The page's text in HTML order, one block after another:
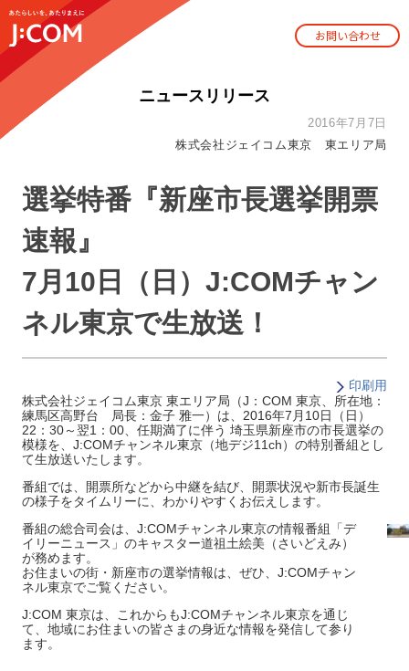
お問い合わせ
ニュースリリース
2016年7月7日
株式会社ジェイコム東京 東エリア局
選挙特番『新座市長選挙開票
速報』
7月10日（日）J:COMチャン
ネル東京で生放送！
印刷用
株式会社ジェイコム東京 東エリア局（J：COM 東京、所在地：
練馬区高野台 局長：金子 雅一）は、2016年7月10日（日）
22：30～翌1：00、任期満了に伴う 埼玉県新座市の市長選挙の
模様を、J:COMチャンネル東京（地デジ11ch）の特別番組とし
て生放送いたします。
番組では、開票所などから中継を結び、開票状況や新市長誕生
の様子をタイムリーに、わかりやすくお伝えします。
番組の総合司会は、J:COMチャンネル東京の情報番組「デ
イリーニュース」のキャスター道祖土絵美（さいどえみ）
が務めます。
お住まいの街・新座市の選挙情報は、ぜひ、J:COMチャン
ネル東京でご覧ください。
J:COM 東京は、これからもJ:COMチャンネル東京を通じ
て、地域にお住まいの皆さまの身近な情報を発信して参り
ます。